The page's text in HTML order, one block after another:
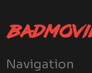
Navigation